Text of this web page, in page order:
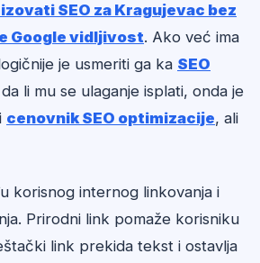
SEO za Kragujevac bez
Google vidljivost. Ako već ima
je usmeriti ga ka SEO
li mu se ulaganje isplati, onda je
cenovnik SEO optimizacije, ali
korisnog internog linkovanja i
Prirodni link pomaže korisniku
link prekida tekst i ostavlja